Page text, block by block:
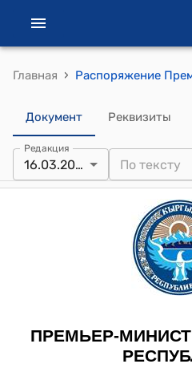
Главная ›
Документ Реквизиты
Редакция
16.03.2009